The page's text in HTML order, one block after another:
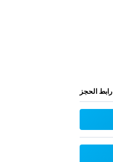
رابط الحجز